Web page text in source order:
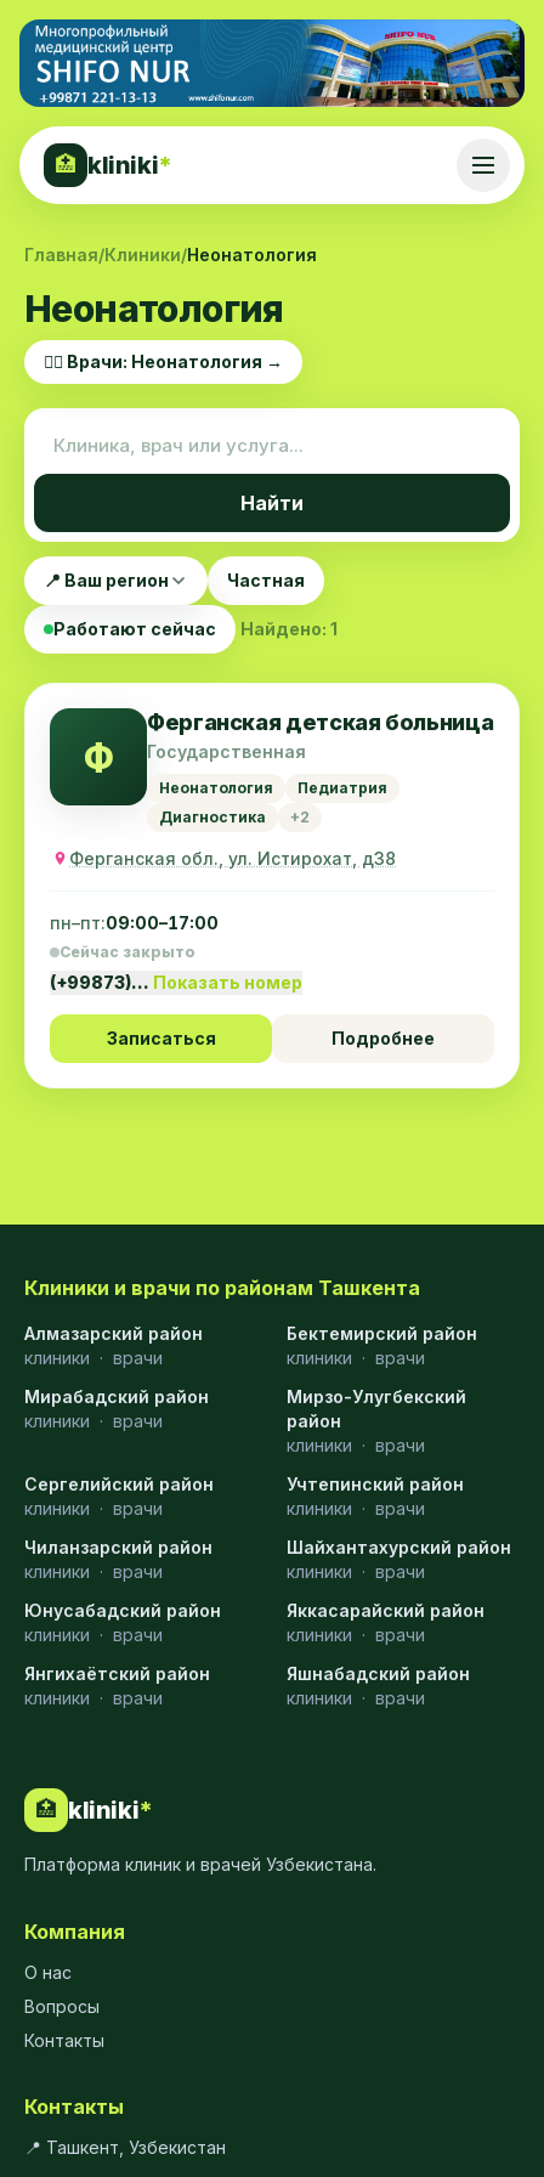
🏥 kliniki*
Главная/Клиники/Неонатология
Неонатология
👨‍⚕️ Врачи: Неонатология →
Найти
📍 Ваш регион Частная
Работают сейчас Найдено: 1
Ф
Ферганская детская больница
Государственная
Неонатология
Педиатрия
Диагностика
+2
Ферганская обл., ул. Истирохат, д38
пн–пт:09:00–17:00
Сейчас закрыто
(+99873)… Показать номер
Записаться Подробнее
Клиники и врачи по районам Ташкента
Алмазарский район
клиники · врачи
Бектемирский район
клиники · врачи
Мирабадский район
клиники · врачи
Мирзо-Улугбекский
район
клиники · врачи
Сергелийский район
клиники · врачи
Учтепинский район
клиники · врачи
Чиланзарский район
клиники · врачи
Шайхантахурский район
клиники · врачи
Юнусабадский район
клиники · врачи
Яккасарайский район
клиники · врачи
Янгихаётский район
клиники · врачи
Яшнабадский район
клиники · врачи
🏥 kliniki*
Платформа клиник и врачей Узбекистана.
Компания
О нас
Вопросы
Контакты
Контакты
📍 Ташкент, Узбекистан